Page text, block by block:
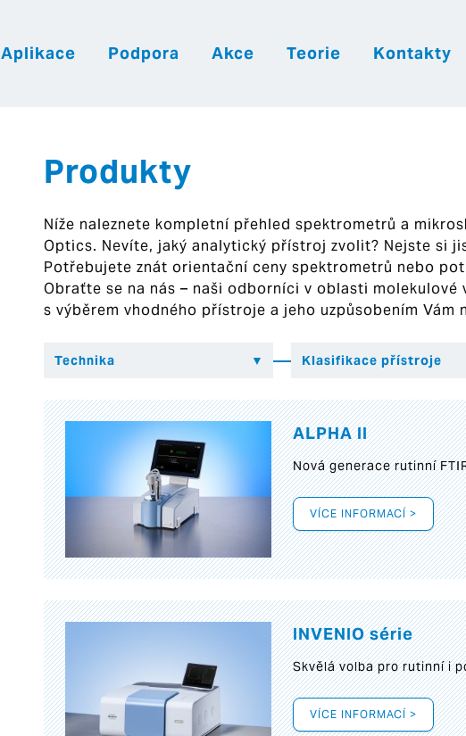
Aplikace Podpora Akce Teorie Kontakty
Produkty
Níže naleznete kompletní přehled spektrometrů a
Optics. Nevíte, jaký analytický přístroj zvolit? Nejste si
Potřebujete znát orientační ceny spektrometrů nebo
Obraťte se na nás – naši odborníci v oblasti
s výběrem vhodného přístroje a jeho uzpůsobením Vám
ALPHA II
Nová generace rutinní
VÍCE INFORMACÍ >
INVENIO série
Skvělá volba pro rutinní i
VÍCE INFORMACÍ >